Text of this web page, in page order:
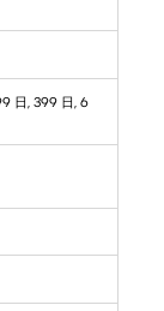
日, 399 日, 6